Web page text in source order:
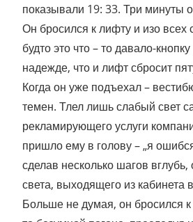
показывали 19: 33. Три минуты
Он бросился к лифту и изо всех
будто это что – то давало-
надежде, что и лифт сбросит
Когда он уже подъехал –
темен. Тлел лишь слабый свет
рекламирующего услуги
пришло ему в голову – „я
сделав несколько шагов вглубь,
света, выходящего из кабинета
Больше не думая, он бросился к